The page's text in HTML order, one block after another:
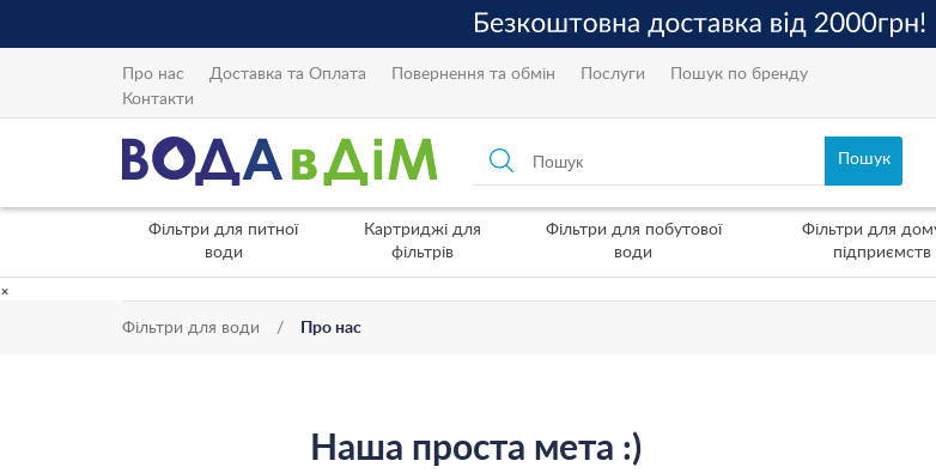
Про нас Доставка та Оплата Повернення та обмін Послуги
Пошук по бренду
Контакти
Фільтри для питної
води
Картриджі для
фільтрів
Фільтри для побутової
води
Фільтри для
підприємств
×
Фільтри для води Про нас
Наша проста мета :)